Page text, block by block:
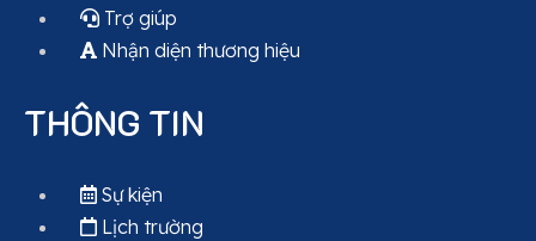
Trợ giúp
Nhận diện thương hiệu
THÔNG TIN
Sự kiện
Lịch trường